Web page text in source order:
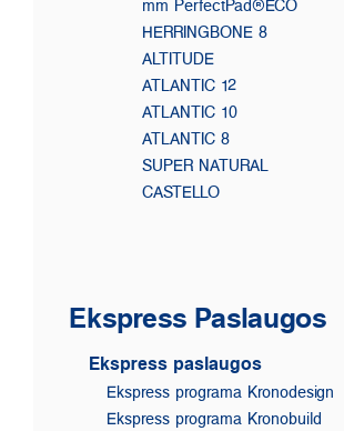
mm PerfectPad®ECO
HERRINGBONE 8
ALTITUDE
ATLANTIC 12
ATLANTIC 10
ATLANTIC 8
SUPER NATURAL
CASTELLO
Ekspress Paslaugos
Ekspress paslaugos
Ekspress programa Kronodesign
Ekspress programa Kronobuild